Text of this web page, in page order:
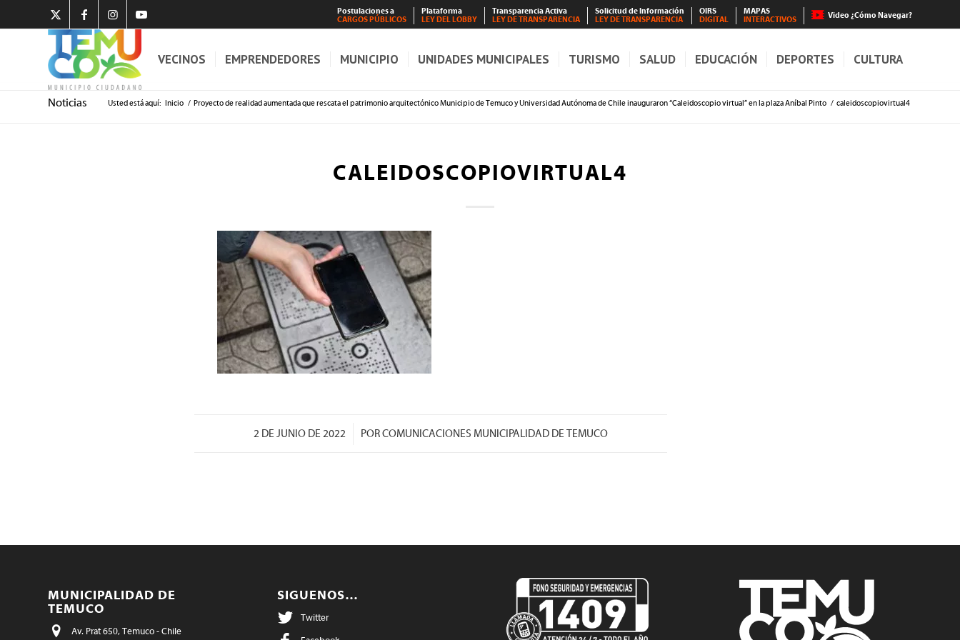
Postulaciones a
CARGOS PÚBLICOS
Plataforma
LEY DEL LOBBY
Transparencia Activa
LEY DE TRANSPARENCIA
Solicitud de Información
LEY DE TRANSPARENCIA
OIRS
DIGITAL
MAPAS
INTERACTIVOS
Video ¿Cómo Navegar?
VECINOS EMPRENDEDORES MUNICIPIO UNIDADES MUNICIPALES TURISMO SALUD EDUCACIÓN DEPORTES CULTURA
Noticias Usted está aquí: Inicio / Proyecto de realidad aumentada que rescata el patrimonio arquitectónico Municipio de Temuco y Universidad Autónoma de Chile inauguraron “Caleidoscopio virtual” en la plaza Aníbal Pinto / caleidoscopiovirtual4
CALEIDOSCOPIOVIRTUAL4
2 DE JUNIO DE 2022
/ PORCOMUNICACIONES MUNICIPALIDAD DE TEMUCO
MUNICIPALIDAD DE
TEMUCO
Av. Prat 650, Temuco - Chile
SIGUENOS…
Twitter